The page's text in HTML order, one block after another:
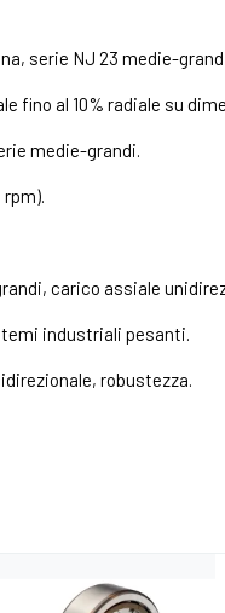
serie NJ 23 medie-
fino al 10% radiale su
medie-grandi.
carico assiale
industriali pesanti.
robustezza.